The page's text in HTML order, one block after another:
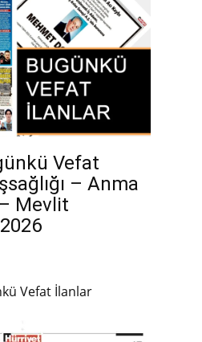
Vefat
– Anma
Mevlit
Vefat İlanlar